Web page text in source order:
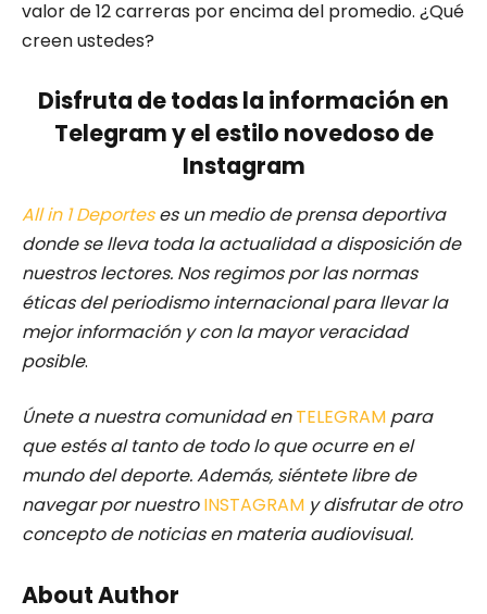
valor de 12 carreras por encima del promedio. ¿Qué
creen ustedes?
Disfruta de todas la información en
Telegram y el estilo novedoso de
Instagram
All in 1 Deporteses un medio de prensa deportiva
donde se lleva toda la actualidad a disposición de
nuestros lectores. Nos regimos por las normas
éticas del periodismo internacional para llevar la
mejor información y con la mayor veracidad
posible.
Únete a nuestra comunidad enTELEGRAM para
que estés al tanto de todo lo que ocurre en el
mundo del deporte. Además, siéntete libre de
navegar por nuestro INSTAGRAM y disfrutar de otro
concepto de noticias en materia audiovisual.
About Author